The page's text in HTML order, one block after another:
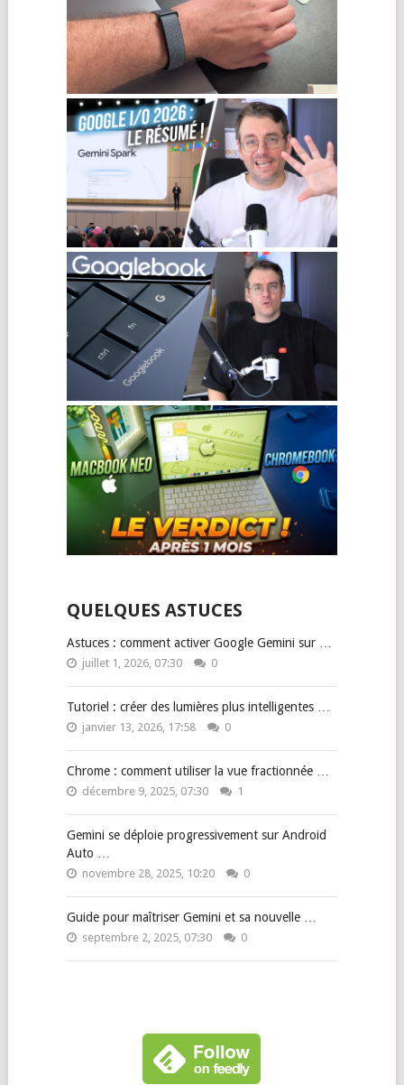
QUELQUES ASTUCES
Astuces : comment activer Google Gemini sur …
juillet 1, 2026, 07:30 0
Tutoriel : créer des lumières plus intelligentes …
janvier 13, 2026, 17:58 0
Chrome : comment utiliser la vue fractionnée …
décembre 9, 2025, 07:30 1
Gemini se déploie progressivement sur Android
Auto …
novembre 28, 2025, 10:20 0
Guide pour maîtriser Gemini et sa nouvelle …
septembre 2, 2025, 07:30 0